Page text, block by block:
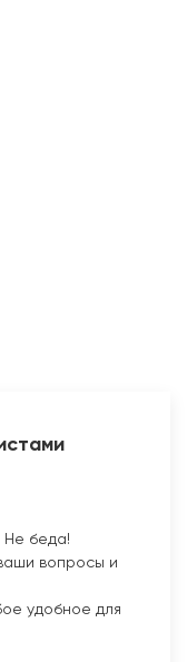
Не беда!
вопросы и
удобное для